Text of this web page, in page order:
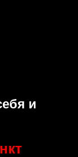
и